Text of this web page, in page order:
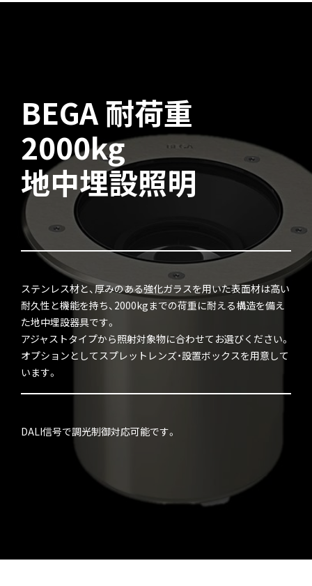
BEGA耐荷重
2000kg
地中埋設照明
ステンレス材と、厚みのある強化ガラスを用いた表面材は高い
耐久性と機能を持ち、2000kgまでの荷重に耐える構造を備え
た地中埋設器具です。
アジャストタイプから照射対象物に合わせてお選びください。
オプションとしてスプレットレンズ・設置ボックスを用意して
います。
DALI信号で調光制御対応可能です。